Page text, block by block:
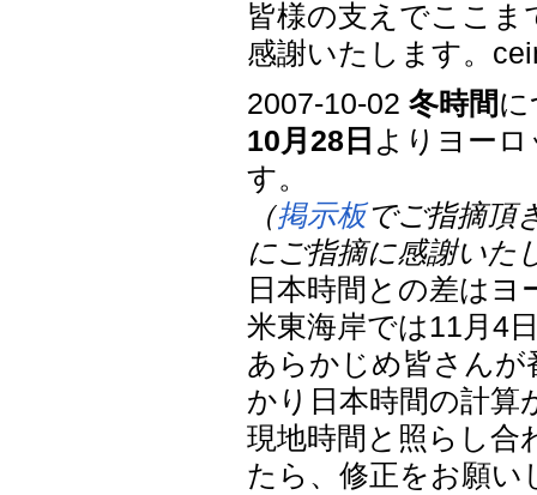
皆様の支えでここ
感謝いたします。
2007-10-02冬時間
10月28日 よりヨー
す。
（掲示板でご指摘頂
にご指摘に感謝いた
日本時間との差は
米東海岸では11月4
あらかじめ皆さんが
かり日本時間の計
現地時間と照らし合
たら、修正をお願い